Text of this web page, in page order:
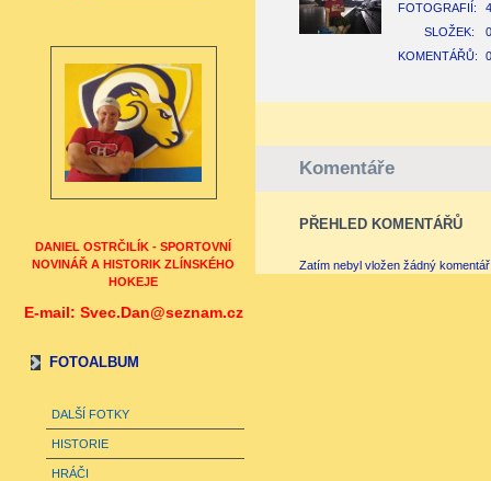
DANIEL OSTRČILÍK - SPORTOVNÍ
NOVINÁŘ A HISTORIK ZLÍNSKÉHO
HOKEJE
E-mail: Svec.Dan@seznam.cz
FOTOALBUM
DALŠÍ FOTKY
HISTORIE
HRÁČI
FOTOGRAFIÍ:
SLOŽEK:
0
KOMENTÁŘŮ:
0
Komentáře
PŘEHLED KOMENTÁŘŮ
Zatím nebyl vložen žádný komentář